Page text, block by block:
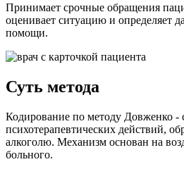
Принимает срочные обращения
оценивает ситуацию и определяет
помощи.
Суть метода
Кодирование по методу Довженко -
психотерапевтических действий,
алкоголю. Механизм основан на
больного.